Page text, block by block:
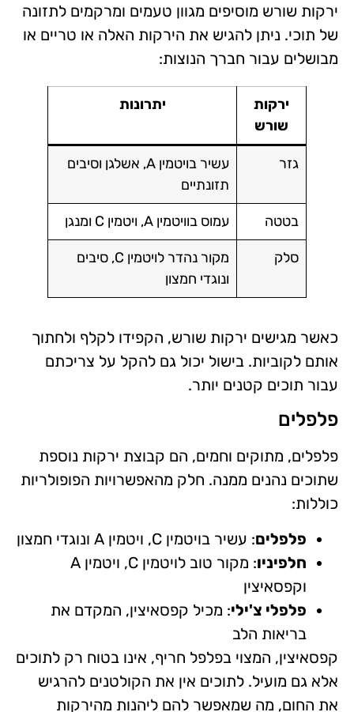
ירקות שורש מוסיפים מגוון טעמים ומרקמים לתזונה
של תוכי. ניתן להגיש את הירקות האלה או טריים או
מבושלים עבור חברך הנוצות:
ירקות
שורש
יתרונות
גזר
עשיר בויטמין A, אשלגן וסיבים
תזונתיים
בטטה עמוס בוויטמין A, ויטמין C ומנגן
סלק
מקור נהדר לויטמין C, סיבים
ונוגדי חמצון
כאשר מגישים ירקות שורש, הקפידו לקלף ולחתוך
אותם לקוביות. בישול יכול גם להקל על צריכתם
עבור תוכים קטנים יותר.
פלפלים
פלפלים, מתוקים וחמים, הם קבוצת ירקות נוספת
שתוכים נהנים ממנה. חלק מהאפשרויות הפופולריות
כוללות:
פלפלים: עשיר בויטמין C, ויטמין A ונוגדי חמצון
חלפיניו
: מקור טוב לויטמין C, ויטמין A
וקפסאיצין
פלפלי צ'ילי: מכיל קפסאיצין, המקדם את
בריאות הלב
קפסאיצין, המצוי בפלפל חריף, אינו בטוח רק לתוכים
אלא גם מועיל. לתוכים אין את הקולטנים להרגיש
את החום, מה שמאפשר להם ליהנות מהירקות